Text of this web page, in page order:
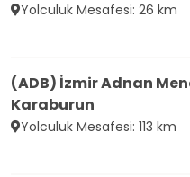
Yolculuk Mesafesi: 26 km
(ADB) İzmir Adnan
Karaburun
Yolculuk Mesafesi: 113 km